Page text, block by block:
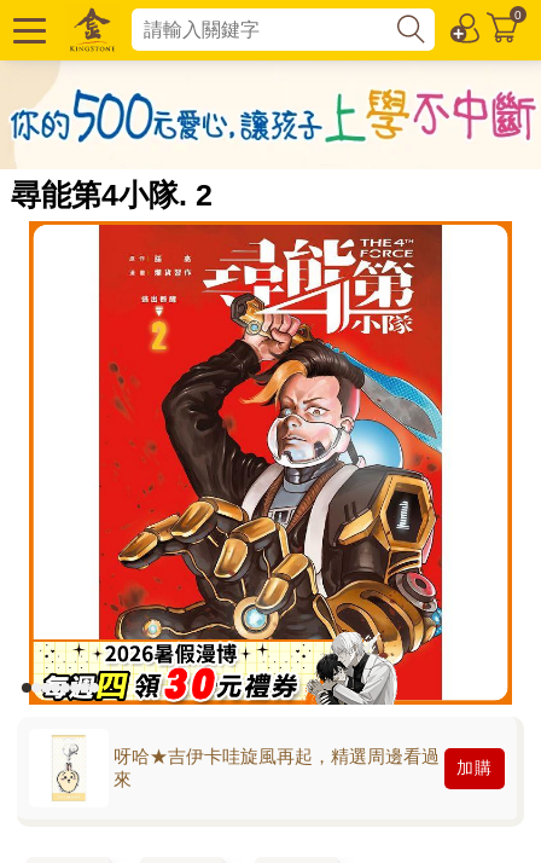
0
尋能第4小隊. 2
呀哈★吉伊卡哇旋風再起，精選周邊看過
來
加購